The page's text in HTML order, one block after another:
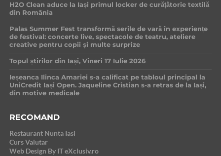
H2O Clean aduce la Iași primul locker de curățătorie textilă
din România
Palas Summer Fest transformă serile de vară în experiențe
de festival: concerte live, spectacole de teatru, ateliere
creative pentru copii și multe surprize
Topul știrilor din Iași, Vineri 17 Iulie 2026
Ieșeanca Ilinca Amariei s-a calificat pe tabloul principal la
UniCredit Iași Open. Jaqueline Cristian s-a retras de la Iași,
din motive medicale
RECOMAND
Restaurant Nunta Iasi
Curs Valutar
Web Design By IT eXclusiv.ro